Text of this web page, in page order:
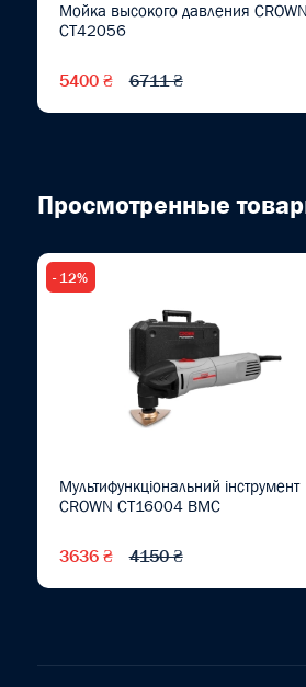
Мойка высокого давления CROWN
CT42056
5400 ₴ 6711 ₴
Просмотренные
- 12%
Мультифункціональний інструмент
CROWN CT16004 BMC
3636 ₴ 4150 ₴